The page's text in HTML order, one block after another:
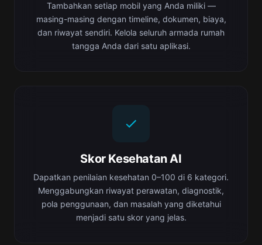
Tambahkan setiap mobil yang Anda miliki —
masing-masing dengan timeline, dokumen, biaya,
dan riwayat sendiri. Kelola seluruh armada rumah
tangga Anda dari satu aplikasi.
Skor Kesehatan AI
Dapatkan penilaian kesehatan 0–100 di 6 kategori.
Menggabungkan riwayat perawatan, diagnostik,
pola penggunaan, dan masalah yang diketahui
menjadi satu skor yang jelas.